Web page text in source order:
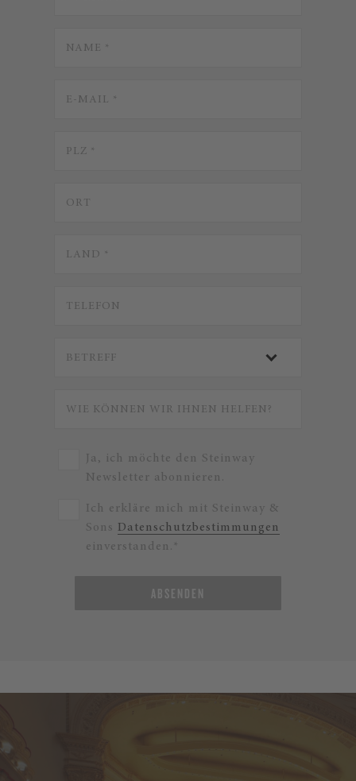
Ja, ich möchte den Steinway
Newsletter abonnieren.
Ich erkläre mich mit Steinway &
Sons Datenschutzbestimmungen
einverstanden.*
ABSENDEN